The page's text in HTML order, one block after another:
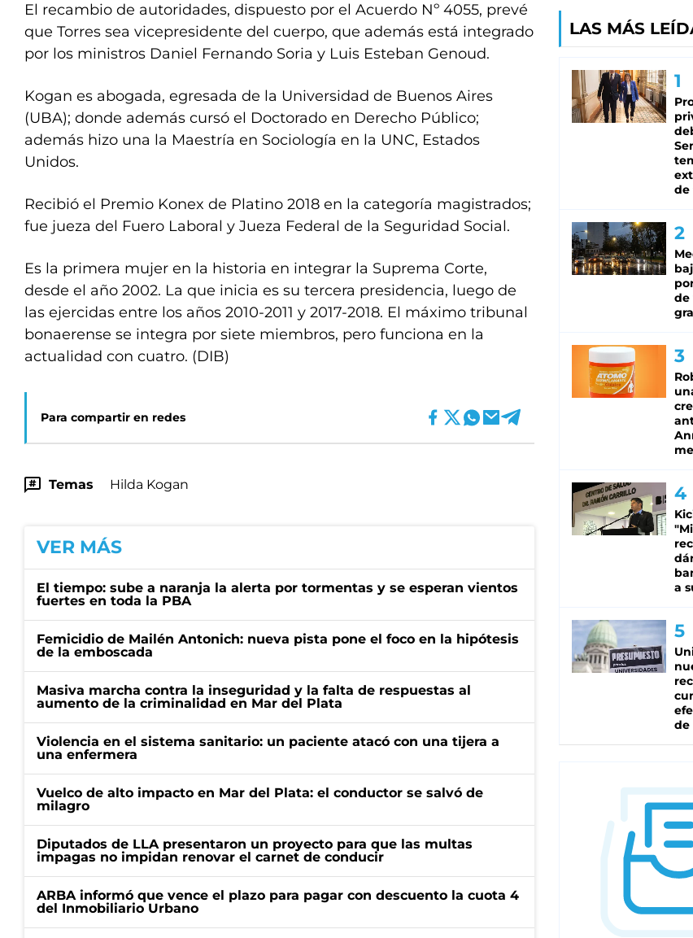
El recambio de autoridades, dispuesto por el Acuerdo Nº 4055, prevé
que Torres sea vicepresidente del cuerpo, que además está integrado
por los ministros Daniel Fernando Soria y Luis Esteban Genoud.
Kogan es abogada, egresada de la Universidad de Buenos Aires
(UBA); donde además cursó el Doctorado en Derecho Público;
además hizo una la Maestría en Sociología en la UNC, Estados
Unidos.
Recibió el Premio Konex de Platino 2018 en la categoría magistrados;
fue jueza del Fuero Laboral y Jueza Federal de la Seguridad Social.
Es la primera mujer en la historia en integrar la Suprema Corte,
desde el año 2002. La que inicia es su tercera presidencia, luego de
las ejercidas entre los años 2010-2011 y 2017-2018. El máximo tribunal
bonaerense se integra por siete miembros, pero funciona en la
actualidad con cuatro. (DIB)
Para compartir en redes
Temas Hilda Kogan
VER MÁS
El tiempo: sube a naranja la alerta por tormentas y se esperan vientos
fuertes en toda la PBA
Femicidio de Mailén Antonich: nueva pista pone el foco en la hipótesis
de la emboscada
Masiva marcha contra la inseguridad y la falta de respuestas al
aumento de la criminalidad en Mar del Plata
Violencia en el sistema sanitario: un paciente atacó con una tijera a
una enfermera
Vuelco de alto impacto en Mar del Plata: el conductor se salvó de
milagro
Diputados de LLA presentaron un proyecto para que las multas
impagas no impidan renovar el carnet de conducir
ARBA informó que vence el plazo para pagar con descuento la cuota 4
del Inmobiliario Urbano
LAS MÁS
de
de
a
de